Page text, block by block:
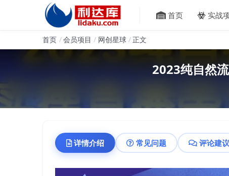
首页 实战
首页 会员项目 网创星球 正文
2023纯自然
详情介绍 常见问题 评论建议